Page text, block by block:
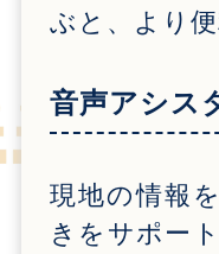
ぶと、より便
音声アシス
現地の情報
きをサポー